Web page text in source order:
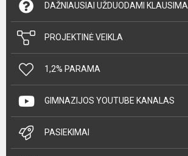
DAŽNIAUSIAI UŽDUODAMI KLAUSIMAI
PROJEKTINĖ VEIKLA
1,2% PARAMA
GIMNAZIJOS YOUTUBE KANALAS
PASIEKIMAI